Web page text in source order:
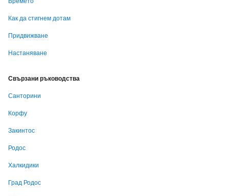
Как да стигнем дотам
Придвижване
Настаняване
Свързани ръководства
Санторини
Корфу
Закинтос
Родос
Халкидики
Град Родос